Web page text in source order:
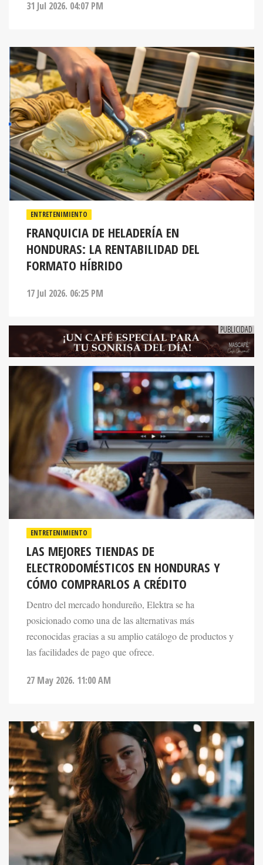
31 Jul 2026. 04:07 PM
ENTRETENIMIENTO
FRANQUICIA DE HELADERÍA EN
HONDURAS: LA RENTABILIDAD DEL
FORMATO HÍBRIDO
17 Jul 2026. 06:25 PM
LAS MEJORES TIENDAS DE
ELECTRODOMÉSTICOS EN HONDURAS Y
CÓMO COMPRARLOS A CRÉDITO
Dentro del mercado hondureño, Elektra se ha
posicionado como una de las alternativas más
reconocidas gracias a su amplio catálogo de productos y
las facilidades de pago que ofrece.